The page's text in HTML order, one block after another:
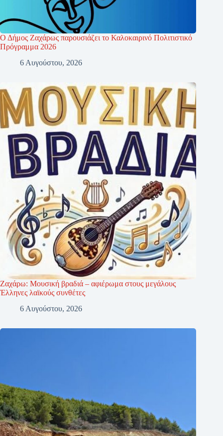
Ο Δήμος Ζαχάρως παρουσιάζει το Καλοκαιρινό Πολιτιστικό
Πρόγραμμα 2026
6 Αυγούστου, 2026
Ζαχάρω: Μουσική βραδιά – αφιέρωμα στους μεγάλους
Έλληνες λαϊκούς συνθέτες
6 Αυγούστου, 2026